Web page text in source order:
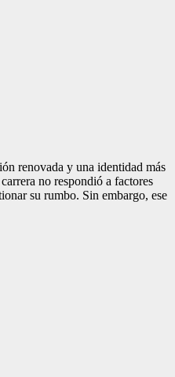
renovada y una identidad más
no respondió a factores
su rumbo. Sin embargo, ese